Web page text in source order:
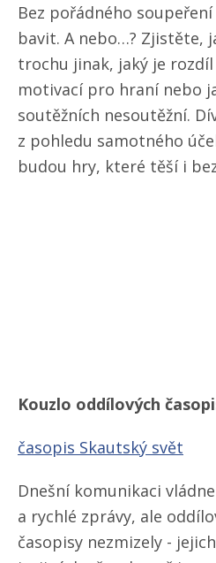
Bez pořádného
bavit. A nebo…? Zjistěte,
trochu jinak, jaký je
motivací pro hraní nebo
soutěžních nesoutěžní.
z pohledu samotného
budou hry, které těší i
Kouzlo oddílových
časopis Skautský svět
Dnešní komunikaci
a rychlé zprávy, ale
časopisy nezmizely -